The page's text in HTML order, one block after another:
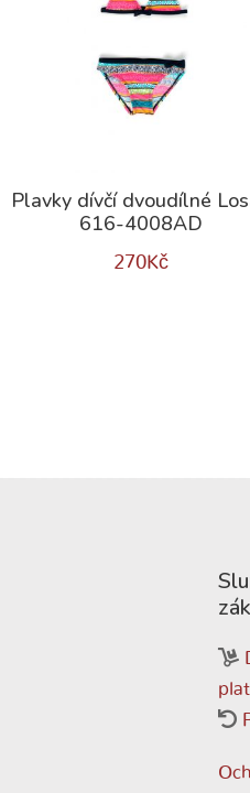
Plavky dívčí dvoudílné
616-4008AD
270Kč